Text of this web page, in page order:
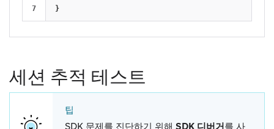
}
세션 추적 테스트
팁
SDK 문제를 진단하기 위해 SDK 디버거를 사